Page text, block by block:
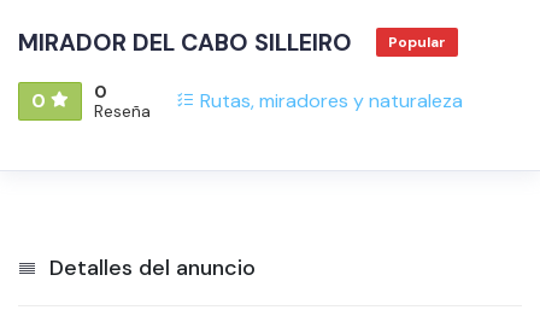
MIRADOR DEL CABO SILLEIRO Popular
0
0
Reseña
Rutas, miradores y naturaleza
Detalles del anuncio